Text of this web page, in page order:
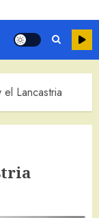
el Lancastria